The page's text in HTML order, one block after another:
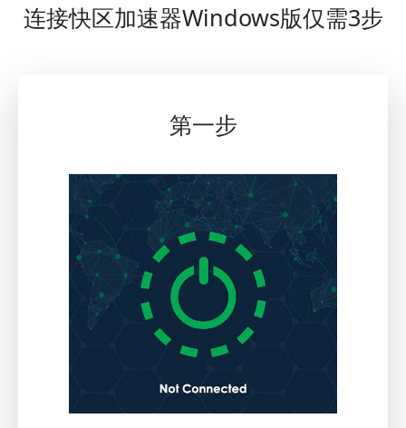
连接快区加速器Windows版仅需3步
第一步